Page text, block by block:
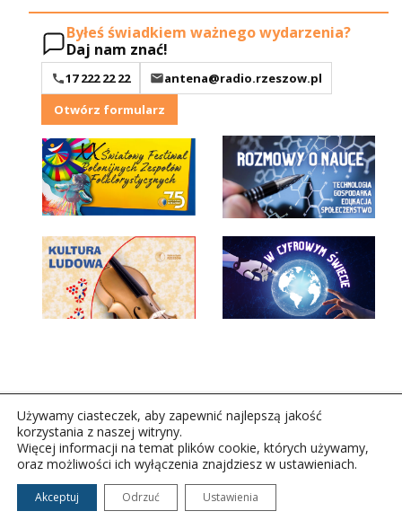
Byłeś świadkiem ważnego wydarzenia?
Daj nam znać!
17 222 22 22
antena@radio.rzeszow.pl
Otwórz formularz
Copyright © 2026Polskie Radio Rzeszów S.A. w likwidacj.
Wszelkie prawa zastrzeżone.
Używamy ciasteczek, aby zapewnić najlepszą jakość
korzystania z naszej witryny.
Więcej informacji na temat plików cookie, których używamy,
oraz możliwości ich wyłączenia znajdziesz w ustawieniach.
Akceptuj Odrzuć Ustawienia